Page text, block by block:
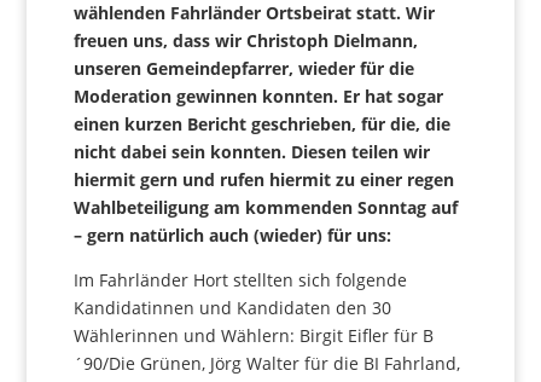
wählenden Fahrländer Ortsbeirat statt. Wir
freuen uns, dass wir Christoph Dielmann,
unseren Gemeindepfarrer, wieder für die
Moderation gewinnen konnten. Er hat sogar
einen kurzen Bericht geschrieben, für die, die
nicht dabei sein konnten. Diesen teilen wir
hiermit gern und rufen hiermit zu einer regen
Wahlbeteiligung am kommenden Sonntag auf
– gern natürlich auch (wieder) für uns:
Im Fahrländer Hort stellten sich folgende
Kandidatinnen und Kandidaten den 30
Wählerinnen und Wählern: Birgit Eifler für B
´90/Die Grünen, Jörg Walter für die BI Fahrland,